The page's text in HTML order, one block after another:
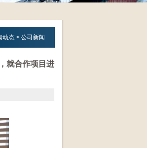
动态 > 公司新闻
就合作项目进